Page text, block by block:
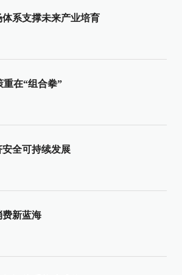
系支撑未来产业培育
在“组合拳”
全可持续发展
费新蓝海